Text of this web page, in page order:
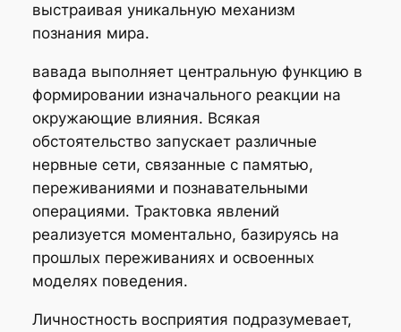
выстраивая уникальную механизм
познания мира.
вавада выполняет центральную функцию в
формировании изначального реакции на
окружающие влияния. Всякая
обстоятельство запускает различные
нервные сети, связанные с памятью,
переживаниями и познавательными
операциями. Трактовка явлений
реализуется моментально, базируясь на
прошлых переживаниях и освоенных
моделях поведения.
Личностность восприятия подразумевает,